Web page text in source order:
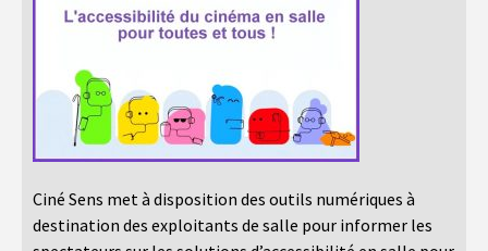
Ciné Sens met à disposition des outils numériques à
destination des exploitants de salle pour informer les